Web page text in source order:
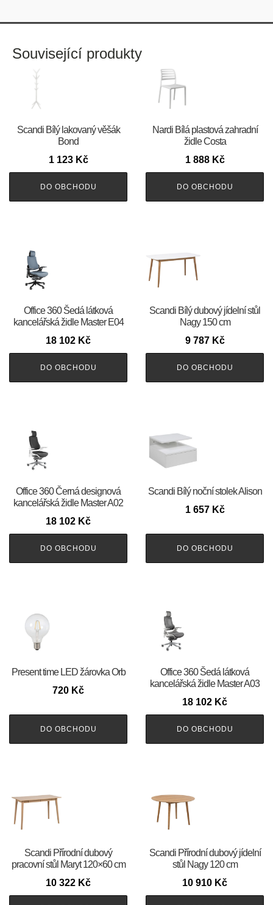
Související produkty
Scandi Bílý lakovaný věšák
Bond
1 123 Kč
DO OBCHODU
Nardi Bílá plastová zahradní
židle Costa
1 888 Kč
DO OBCHODU
Office 360 Šedá látková
kancelářská židle Master E04
18 102 Kč
DO OBCHODU
Scandi Bílý dubový jídelní stůl
Nagy 150 cm
9 787 Kč
DO OBCHODU
Office 360 Černá designová
kancelářská židle Master A02
18 102 Kč
DO OBCHODU
Scandi Bílý noční stolek Alison
1 657 Kč
DO OBCHODU
Present time LED žárovka Orb
720 Kč
DO OBCHODU
Office 360 Šedá látková
kancelářská židle Master A03
18 102 Kč
DO OBCHODU
Scandi Přírodní dubový
pracovní stůl Maryt 120×60 cm
10 322 Kč
Scandi Přírodní dubový jídelní
stůl Nagy 120 cm
10 910 Kč